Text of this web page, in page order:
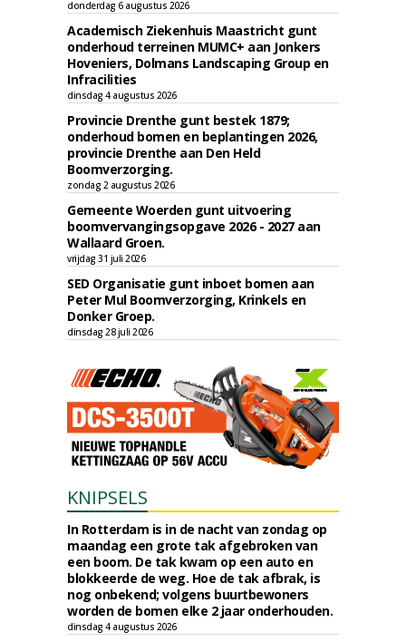
donderdag 6 augustus 2026
Academisch Ziekenhuis Maastricht gunt
onderhoud terreinen MUMC+ aan Jonkers
Hoveniers, Dolmans Landscaping Group en
Infracilities
dinsdag 4 augustus 2026
Provincie Drenthe gunt bestek 1879;
onderhoud bomen en beplantingen 2026,
provincie Drenthe aan Den Held
Boomverzorging.
zondag 2 augustus 2026
Gemeente Woerden gunt uitvoering
boomvervangingsopgave 2026 - 2027 aan
Wallaard Groen.
vrijdag 31 juli 2026
SED Organisatie gunt inboet bomen aan
Peter Mul Boomverzorging, Krinkels en
Donker Groep.
dinsdag 28 juli 2026
KNIPSELS
In Rotterdam is in de nacht van zondag op
maandag een grote tak afgebroken van
een boom. De tak kwam op een auto en
blokkeerde de weg. Hoe de tak afbrak, is
nog onbekend; volgens buurtbewoners
worden de bomen elke 2 jaar onderhouden.
dinsdag 4 augustus 2026